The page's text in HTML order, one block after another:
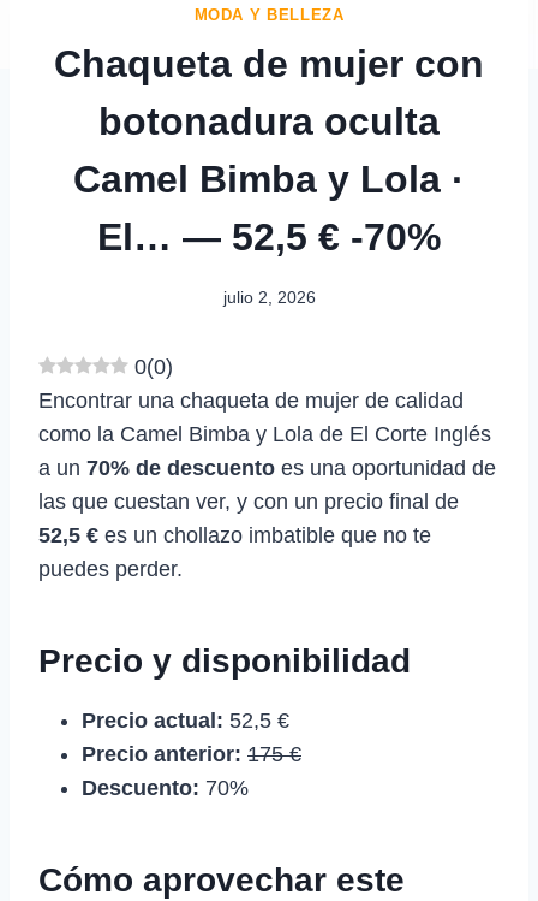
MODA Y BELLEZA
Chaqueta de mujer con
botonadura oculta
Camel Bimba y Lola ·
El… — 52,5 € -70%
julio 2, 2026
0(0)
Encontrar una chaqueta de mujer de calidad
como la Camel Bimba y Lola de El Corte Inglés
a un 70% de descuento es una oportunidad de
las que cuestan ver, y con un precio final de
52,5 € es un chollazo imbatible que no te
puedes perder.
Precio y disponibilidad
Precio actual: 52,5 €
Precio anterior: 175 €
Descuento: 70%
Cómo aprovechar este